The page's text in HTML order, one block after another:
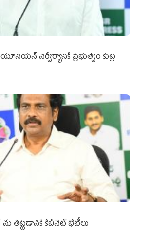
నిర్వీర్యానికి ప్రభుత్వం కుట్ర
తిట్టడానికే కేబినెట్‌ భేటీలు